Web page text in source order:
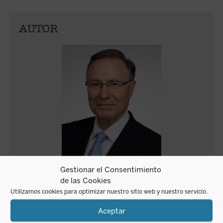
Gestionar el Consentimiento
de las Cookies
Utilizamos cookies para optimizar nuestro sitio web y nuestro servicio.
Aceptar
AUTOR
Mariano Delgado
Mariano Delgado nació el 20 de febrero de 1955 en